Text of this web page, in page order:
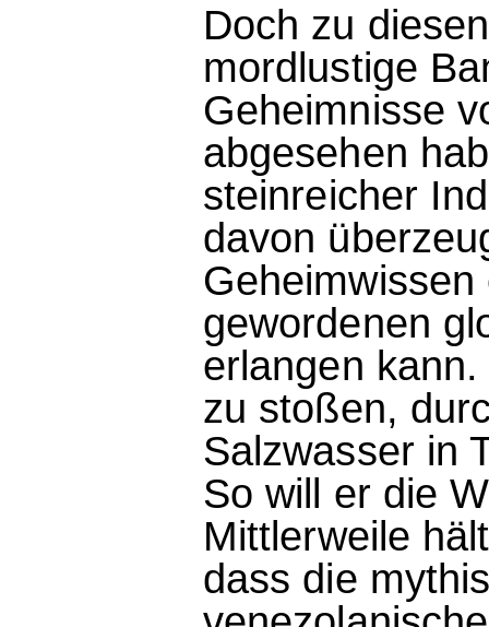
Doch zu
mordlustige
Geheimnisse
abgesehen
steinreicher
davon
gewordenen
erlangen
zu stoßen,
Salzwasser in
So will er die
Mittlerweile
dass die